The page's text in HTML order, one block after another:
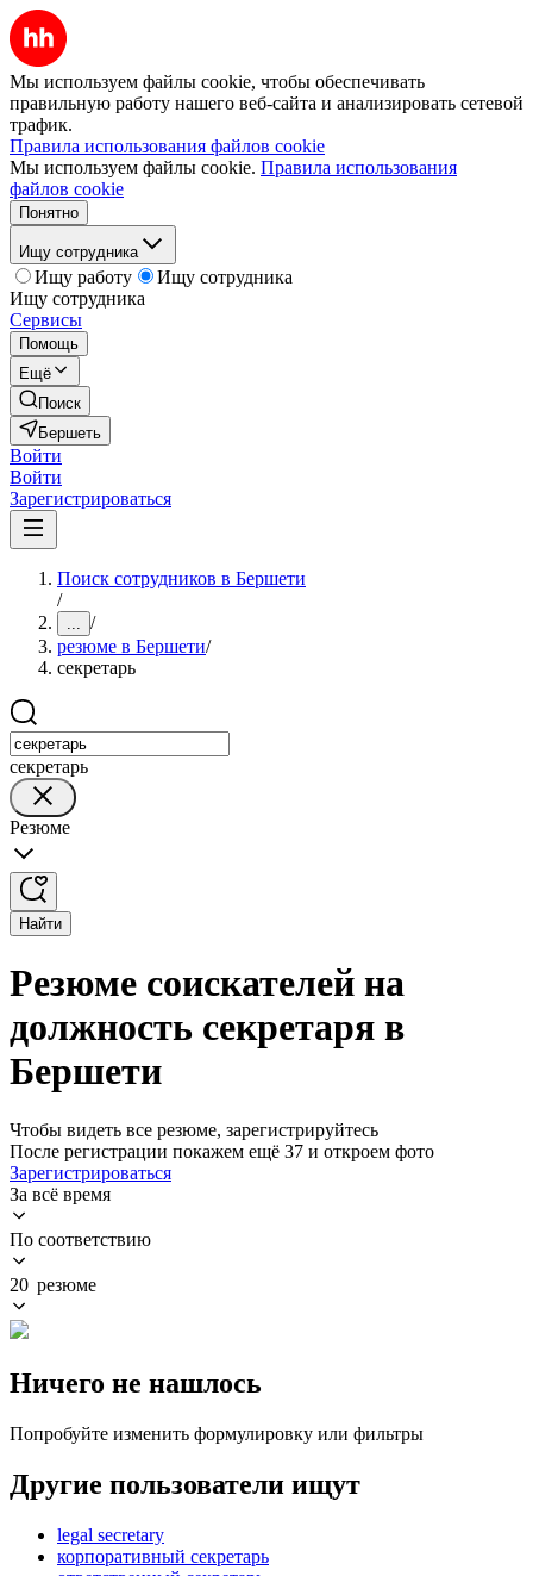
Мы используем файлы cookie, чтобы обеспечивать
правильную работу нашего веб-сайта и анализировать сетевой
трафик.
Правила использования файлов cookie
Мы используем файлы cookie. Правила использования
файлов cookie
Понятно
Ищу сотрудника
Ищу работу
Ищу сотрудника
Ищу сотрудника
Сервисы
Помощь
Ещё
Поиск
Бершеть
Войти
Войти
Зарегистрироваться
Поиск сотрудников в Бершети
/
... /
резюме в Бершети/
секретарь
секретарь
Резюме
Найти
Резюме соискателей на
должность секретаря в
Бершети
Чтобы видеть все резюме, зарегистрируйтесь
После регистрации покажем ещё 37 и откроем фото
Зарегистрироваться
За всё время
По соответствию
20 резюме
Ничего не нашлось
Попробуйте изменить формулировку или фильтры
Другие пользователи ищут
legal secretary
корпоративный секретарь